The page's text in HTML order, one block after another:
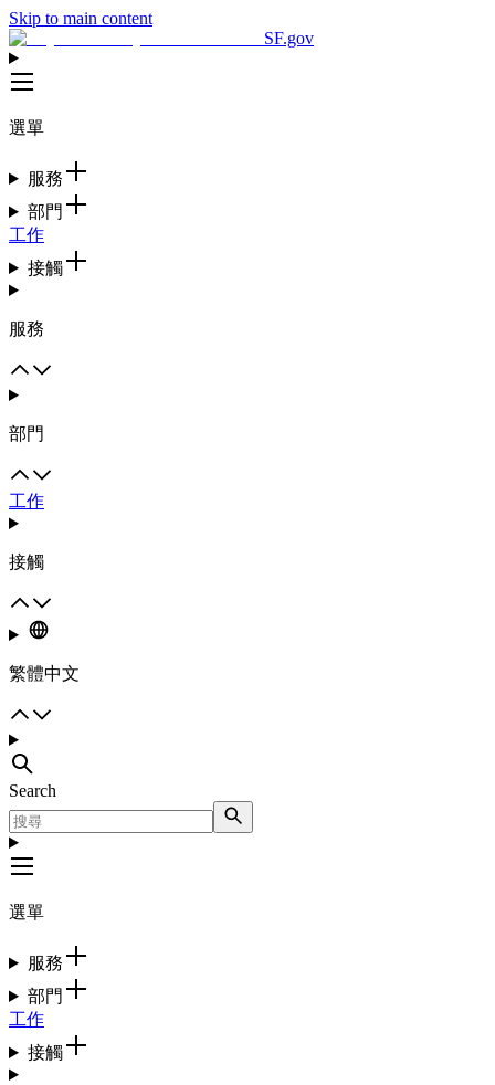
Skip to main content
SF.gov
選單
服務
部門
工作
接觸
服務
部門
工作
接觸
繁體中文
Search
選單
服務
部門
工作
接觸